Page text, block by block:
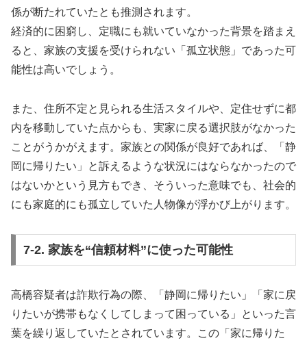
係が断たれていたとも推測されます。
経済的に困窮し、定職にも就いていなかった背景を踏まえ
ると、家族の支援を受けられない「孤立状態」であった可
能性は高いでしょう。
また、住所不定と見られる生活スタイルや、定住せずに都
内を移動していた点からも、実家に戻る選択肢がなかった
ことがうかがえます。家族との関係が良好であれば、「静
岡に帰りたい」と訴えるような状況にはならなかったので
はないかという見方もでき、そういった意味でも、社会的
にも家庭的にも孤立していた人物像が浮かび上がります。
7-2. 家族を“信頼材料”に使った可能性
高橋容疑者は詐欺行為の際、「静岡に帰りたい」「家に戻
りたいが携帯もなくしてしまって困っている」といった言
葉を繰り返していたとされています。この「家に帰りた